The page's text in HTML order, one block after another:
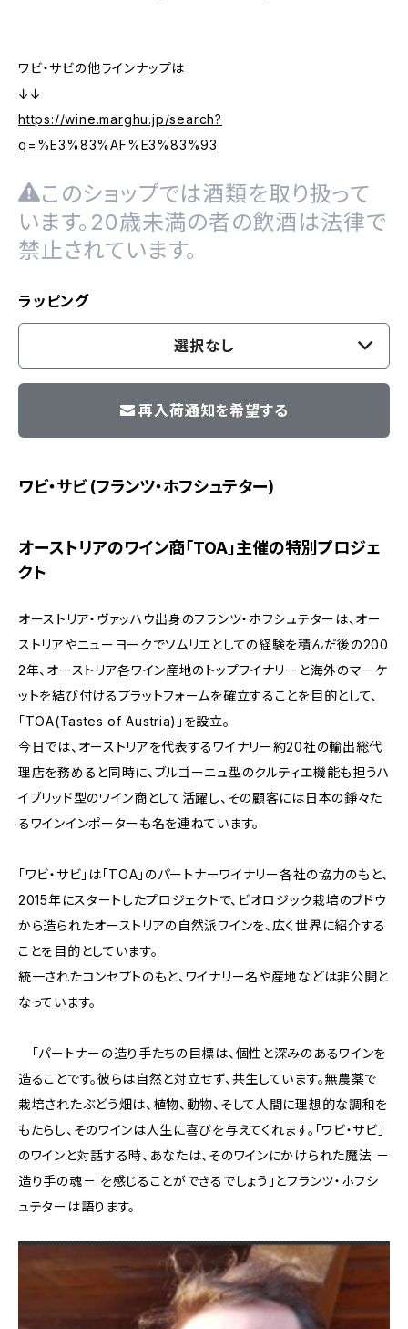
ワビ・サビの他ラインナップは
↓↓
https://wine.marghu.jp/search?
q=%E3%83%AF%E3%83%93
このショップでは酒類を取り扱って
います。20歳未満の者の飲酒は法律で
禁止されています。
ラッピング
選択なし
再入荷通知を希望する
ワビ・サビ (フランツ・ホフシュテター)
オーストリアのワイン商「TOA」主催の特別プロジェ
クト
オーストリア・ヴァッハウ出身のフランツ・ホフシュテターは、オー
ストリアやニューヨークでソムリエとしての経験を積んだ後の200
2年、オーストリア各ワイン産地のトップワイナリーと海外のマーケ
ットを結び付けるプラットフォームを確立することを目的として、
「TOA(Tastes of Austria)」を設立。
今日では、オーストリアを代表するワイナリー約20社の輸出総代
理店を務めると同時に、ブルゴーニュ型のクルティエ機能も担うハ
イブリッド型のワイン商として活躍し、その顧客には日本の錚々た
るワインインポーターも名を連ねています。
「ワビ・サビ」は「TOA」のパートナーワイナリー各社の協力のもと、
2015年にスタートしたプロジェクトで、ビオロジック栽培のブドウ
から造られたオーストリアの自然派ワインを、広く世界に紹介する
ことを目的としています。
統一されたコンセプトのもと、ワイナリー名や産地などは非公開と
なっています。
「パートナーの造り手たちの目標は、個性と深みのあるワインを
造ることです。彼らは自然と対立せず、共生しています。無農薬で
栽培されたぶどう畑は、植物、動物、そして人間に理想的な調和を
もたらし、そのワインは人生に喜びを与えてくれます。「ワビ・サビ」
のワインと対話する時、あなたは、そのワインにかけられた魔法 －
造り手の魂－ を感じることができるでしょう」とフランツ・ホフシ
ュテターは語ります。